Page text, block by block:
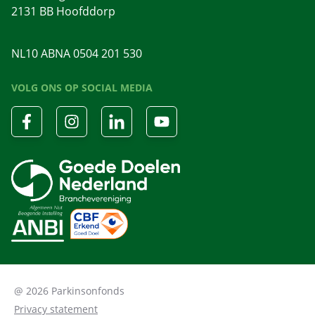
2131 BB Hoofddorp
NL10 ABNA 0504 201 530
VOLG ONS OP SOCIAL MEDIA
@ 2026 Parkinsonfonds
Privacy statement